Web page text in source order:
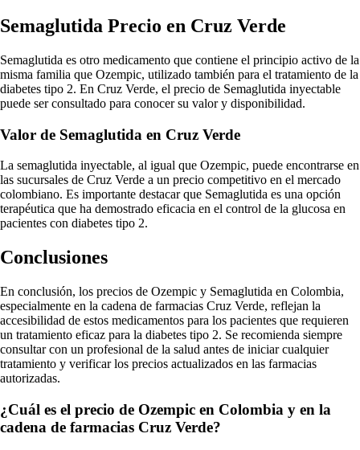
Semaglutida Precio en Cruz Verde
Semaglutida es otro medicamento que contiene el principio activo de la
misma familia que Ozempic, utilizado también para el tratamiento de la
diabetes tipo 2. En Cruz Verde, el precio de Semaglutida inyectable
puede ser consultado para conocer su valor y disponibilidad.
Valor de Semaglutida en Cruz Verde
La semaglutida inyectable, al igual que Ozempic, puede encontrarse en
las sucursales de Cruz Verde a un precio competitivo en el mercado
colombiano. Es importante destacar que Semaglutida es una opción
terapéutica que ha demostrado eficacia en el control de la glucosa en
pacientes con diabetes tipo 2.
Conclusiones
En conclusión, los precios de Ozempic y Semaglutida en Colombia,
especialmente en la cadena de farmacias Cruz Verde, reflejan la
accesibilidad de estos medicamentos para los pacientes que requieren
un tratamiento eficaz para la diabetes tipo 2. Se recomienda siempre
consultar con un profesional de la salud antes de iniciar cualquier
tratamiento y verificar los precios actualizados en las farmacias
autorizadas.
¿Cuál es el precio de Ozempic en Colombia y en la
cadena de farmacias Cruz Verde?